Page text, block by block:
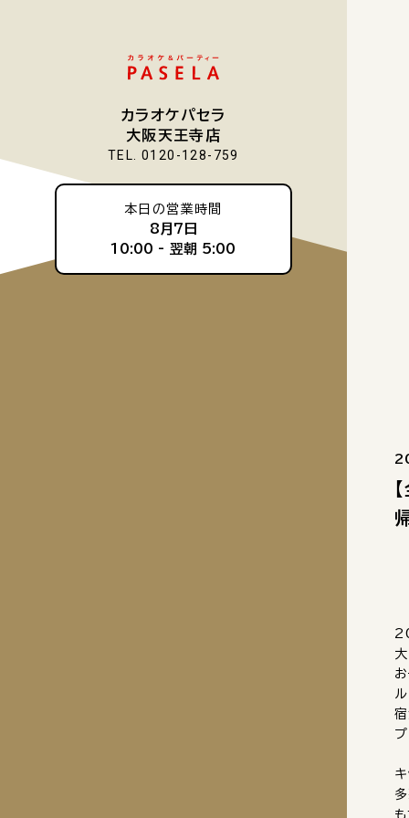
カラオケパセラ
大阪天王寺店
TEL. 0120-128-759
本日の営業時間
8月7日
10:00 - 翌朝 5:00